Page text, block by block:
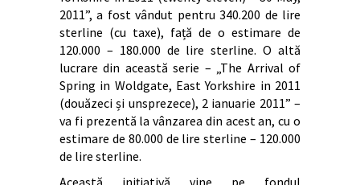
2011”, a fost vândut pentru 340.200 de lire
sterline (cu taxe), față de o estimare de
120.000 – 180.000 de lire sterline. O altă
lucrare din această serie – „The Arrival of
Spring in Woldgate, East Yorkshire in 2011
(douăzeci și unsprezece), 2 ianuarie 2011” –
va fi prezentă la vânzarea din acest an, cu o
estimare de 80.000 de lire sterline – 120.000
de lire sterline.